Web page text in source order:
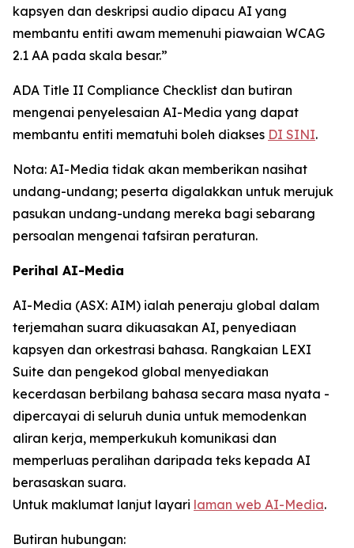
kapsyen dan deskripsi audio dipacu AI yang
membantu entiti awam memenuhi piawaian WCAG
2.1 AA pada skala besar.”
ADA Title II Compliance Checklist dan butiran
mengenai penyelesaian AI-Media yang dapat
membantu entiti mematuhi boleh diakses DI SINI.
Nota: AI-Media tidak akan memberikan nasihat
undang-undang; peserta digalakkan untuk merujuk
pasukan undang-undang mereka bagi sebarang
persoalan mengenai tafsiran peraturan.
Perihal AI-Media
AI-Media (ASX: AIM) ialah peneraju global dalam
terjemahan suara dikuasakan AI, penyediaan
kapsyen dan orkestrasi bahasa. Rangkaian LEXI
Suite dan pengekod global menyediakan
kecerdasan berbilang bahasa secara masa nyata -
dipercayai di seluruh dunia untuk memodenkan
aliran kerja, memperkukuh komunikasi dan
memperluas peralihan daripada teks kepada AI
berasaskan suara.
Untuk maklumat lanjut layari laman web AI-Media.
Butiran hubungan: